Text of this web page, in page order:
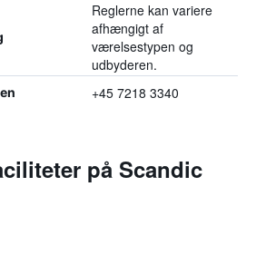
Reglerne kan variere
afhængigt af
værelsestypen og
udbyderen.
+45 7218 3340
på Scandic